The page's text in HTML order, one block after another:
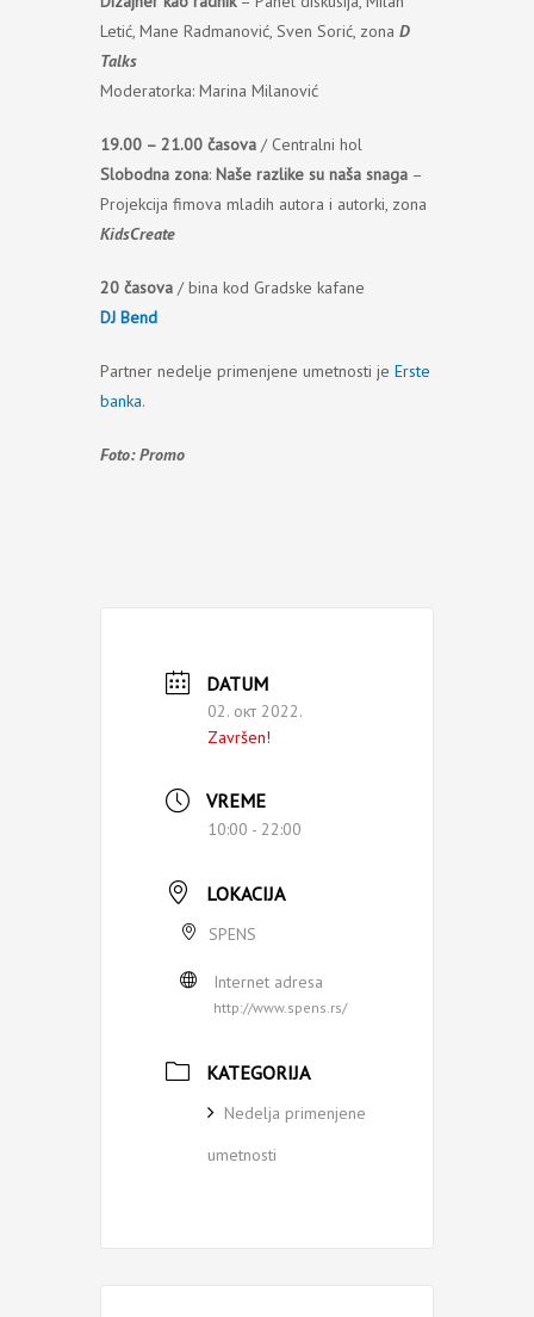
Letić, Mane Radmanović, Sven Sorić, zona D
Talks
Moderatorka: Marina Milanović
19.00 – 21.00 časova / Centralni hol
Slobodna zona: Naše razlike su naša snaga –
Projekcija fimova mladih autora i autorki, zona
KidsCreate
20 časova / bina kod Gradske kafane
DJ Bend
Partner nedelje primenjene umetnosti je Erste
banka.
Foto: Promo
DATUM
02. окт 2022.
Završen!
VREME
10:00 - 22:00
LOKACIJA
SPENS
Internet adresa
http://www.spens.rs/
KATEGORIJA
Nedelja primenjene
umetnosti